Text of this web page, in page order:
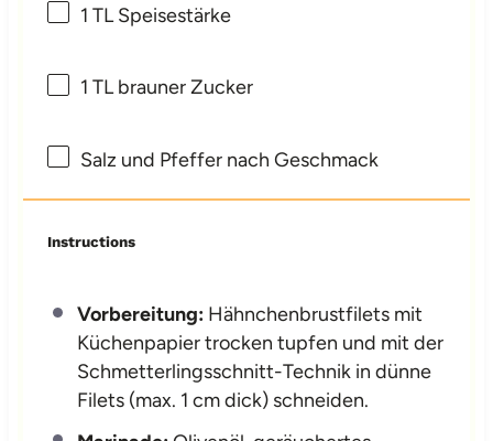
1 TL Speisestärke
1 TL brauner Zucker
Salz und Pfeffer nach Geschmack
Instructions
Vorbereitung: Hähnchenbrustfilets mit
Küchenpapier trocken tupfen und mit der
Schmetterlingsschnitt-Technik in dünne
Filets (max. 1 cm dick) schneiden.